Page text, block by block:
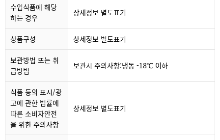
수입식품에 해당
하는 경우
상세정보 별도표기
상품구성 상세정보 별도표기
보관방법 또는 취
급방법
보관시 주의사항:냉동 -18℃ 이하
식품 등의 표시/광
고에 관한 법률에
따른 소비자안전
을 위한 주의사항
상세정보 별도표기